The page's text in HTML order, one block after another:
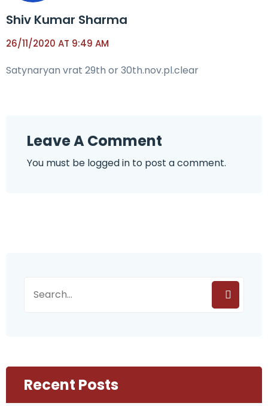
Shiv Kumar Sharma
26/11/2020 AT 9:49 AM
Satynaryan vrat 29th or 30th.nov.pl.clear
Leave A Comment
You must be logged in to post a comment.
Recent Posts